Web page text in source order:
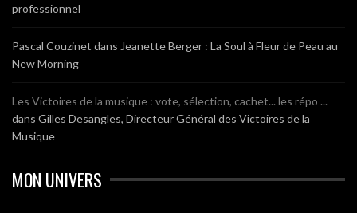
professionnel
Pascal Couzinet dans Jeanette Berger : La Soul à Fleur de Peau au
New Morning
Les Victoires de la musique : vote, sélection, cachet... les répo ...
dans Gilles Desangles, Directeur Général des Victoires de la
Musique
MON UNIVERS